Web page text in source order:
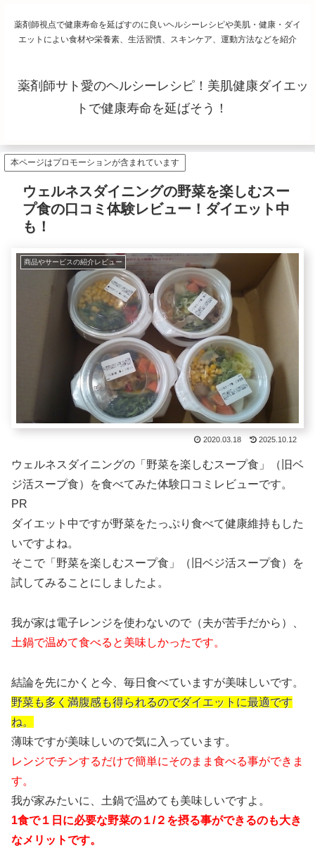
薬剤師視点で健康寿命を延ばすのに良いヘルシーレシピや美肌・健康・ダイ
エットによい食材や栄養素、生活習慣、スキンケア、運動方法などを紹介
薬剤師サト愛のヘルシーレシピ！美肌健康ダイエッ
トで健康寿命を延ばそう！
本ページはプロモーションが含まれています
ウェルネスダイニングの野菜を楽しむスー
プ食の口コミ体験レビュー！ダイエット中
も！
商品やサービスの紹介レビュー
2020.03.18 2025.10.12
ウェルネスダイニングの「野菜を楽しむスープ食」（旧ベ
ジ活スープ食）を食べてみた体験口コミレビューです。
PR
ダイエット中ですが野菜をたっぷり食べて健康維持もした
いですよね。
そこで「野菜を楽しむスープ食」（旧ベジ活スープ食）を
試してみることにしましたよ。
我が家は電子レンジを使わないので（夫が苦手だから）、
土鍋で温めて食べると美味しかったです。
結論を先にかくと今、毎日食べていますが美味しいです。
野菜も多く満腹感も得られるのでダイエットに最適です
ね。
薄味ですが美味しいので気に入っています。
レンジでチンするだけで簡単にそのまま食べる事ができま
す。
我が家みたいに、土鍋で温めても美味しいですよ。
1食で１日に必要な野菜の１/２を摂る事ができるのも大き
なメリットです。